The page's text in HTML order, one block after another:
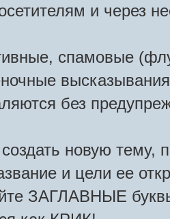
и через
спамовые
без
новую тему,
и цели ее
ЗАГЛАВНЫЕ